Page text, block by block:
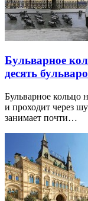
Бульварное
десять
Бульварное кольцо
и проходит через
занимает почти…